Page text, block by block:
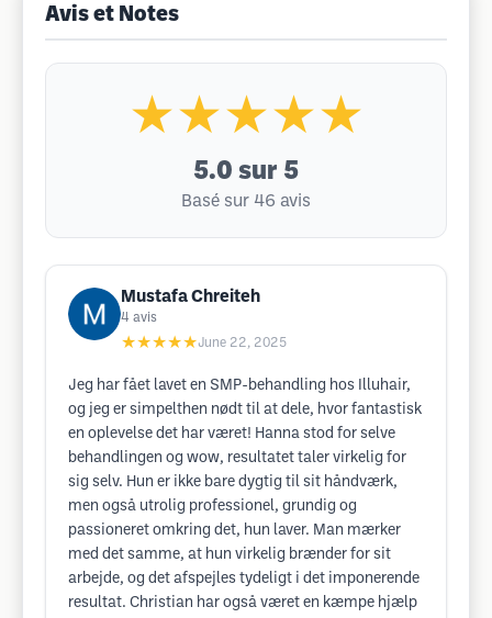
Avis et Notes
★★★★★
5.0 sur 5
Basé sur 46 avis
Mustafa Chreiteh
4 avis
★★★★★June 22, 2025
Jeg har fået lavet en SMP-behandling hos Illuhair,
og jeg er simpelthen nødt til at dele, hvor fantastisk
en oplevelse det har været! Hanna stod for selve
behandlingen og wow, resultatet taler virkelig for
sig selv. Hun er ikke bare dygtig til sit håndværk,
men også utrolig professionel, grundig og
passioneret omkring det, hun laver. Man mærker
med det samme, at hun virkelig brænder for sit
arbejde, og det afspejles tydeligt i det imponerende
resultat. Christian har også været en kæmpe hjælp